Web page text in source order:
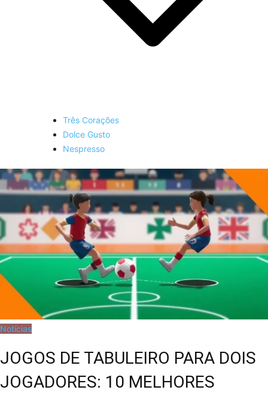
Três Corações
Dolce Gusto
Nespresso
Notícias
JOGOS DE TABULEIRO PARA DOIS
JOGADORES: 10 MELHORES